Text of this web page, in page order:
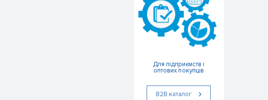
Для підприємств і
оптових покупців
В2В каталог